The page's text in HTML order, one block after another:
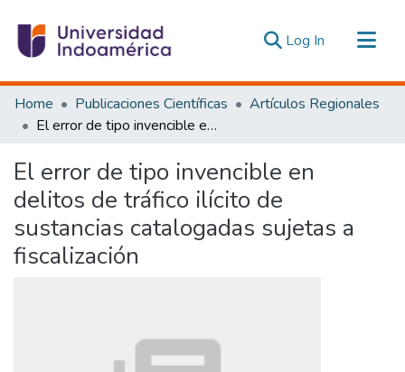
Log In (current)
Communities & Collections
All of DSpace
Estadísticas Externas
Home Publicaciones Científicas
Artículos Regionales
El error de tipo invencible en delitos de tráfico ilícito de sustancias catalogadas sujetas a fiscalización
El error de tipo invencible en
delitos de tráfico ilícito de
sustancias catalogadas sujetas a
fiscalización